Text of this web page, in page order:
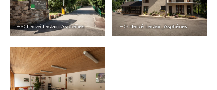
– © Hervé Leclair_Asphéries – © Hervé Leclair_Asphéries